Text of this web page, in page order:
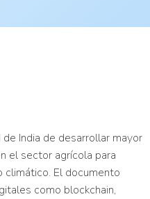
India de desarrollar mayor
el sector agrícola para
El documento
como blockchain,